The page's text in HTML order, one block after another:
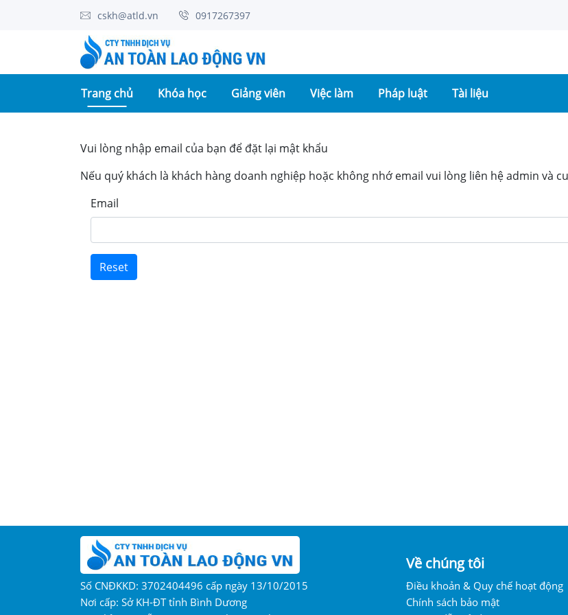
cskh@atld.vn 0917267397
Trang chủ(current)Khóa học Giảng viên Việc làm Pháp luật Tài liệu
Vui lòng nhập email của bạn để đặt lại mật khẩu
Nếu quý khách là khách hàng doanh nghiệp hoặc không nhớ email vui lòng liên hệ admin và
Email
Reset
Số CNĐKKD: 3702404496 cấp ngày 13/10/2015
Nơi cấp: Sở KH-ĐT tỉnh Bình Dương
Về chúng tôi
Điều khoản & Quy chế hoạt động
Chính sách bảo mật